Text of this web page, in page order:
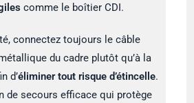
comme le boîtier CDI.
connectez toujours le câble
du cadre plutôt qu’à la
d’éliminer tout risque d’étincelle.
de secours efficace qui protège